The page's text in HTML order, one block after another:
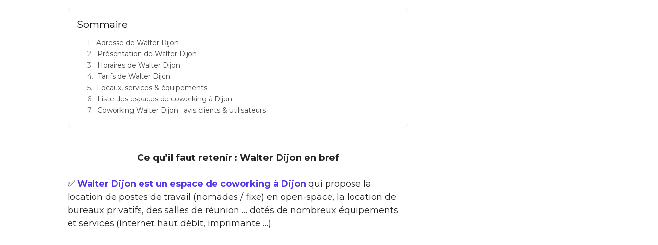
Sommaire
Adresse de Walter Dijon
Présentation de Walter Dijon
Horaires de Walter Dijon
Tarifs de Walter Dijon
Locaux, services & équipements
Liste des espaces de coworking à Dijon
Coworking Walter Dijon : avis clients & utilisateurs
Ce qu’il faut retenir : Walter Dijon en bref
✅ Walter Dijon est un espace de coworking à Dijon qui propose la
location de postes de travail (nomades / fixe) en open-space, la location de
bureaux privatifs, des salles de réunion … dotés de nombreux équipements
et services (internet haut débit, imprimante …)